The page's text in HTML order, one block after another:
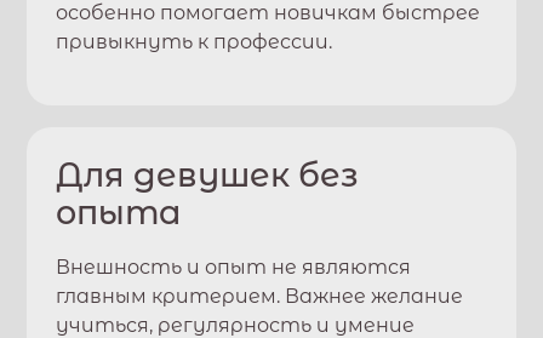
особенно помогает новичкам быстрее
привыкнуть к профессии.
Для девушек без
опыта
Внешность и опыт не являются
главным критерием. Важнее желание
учиться, регулярность и умение